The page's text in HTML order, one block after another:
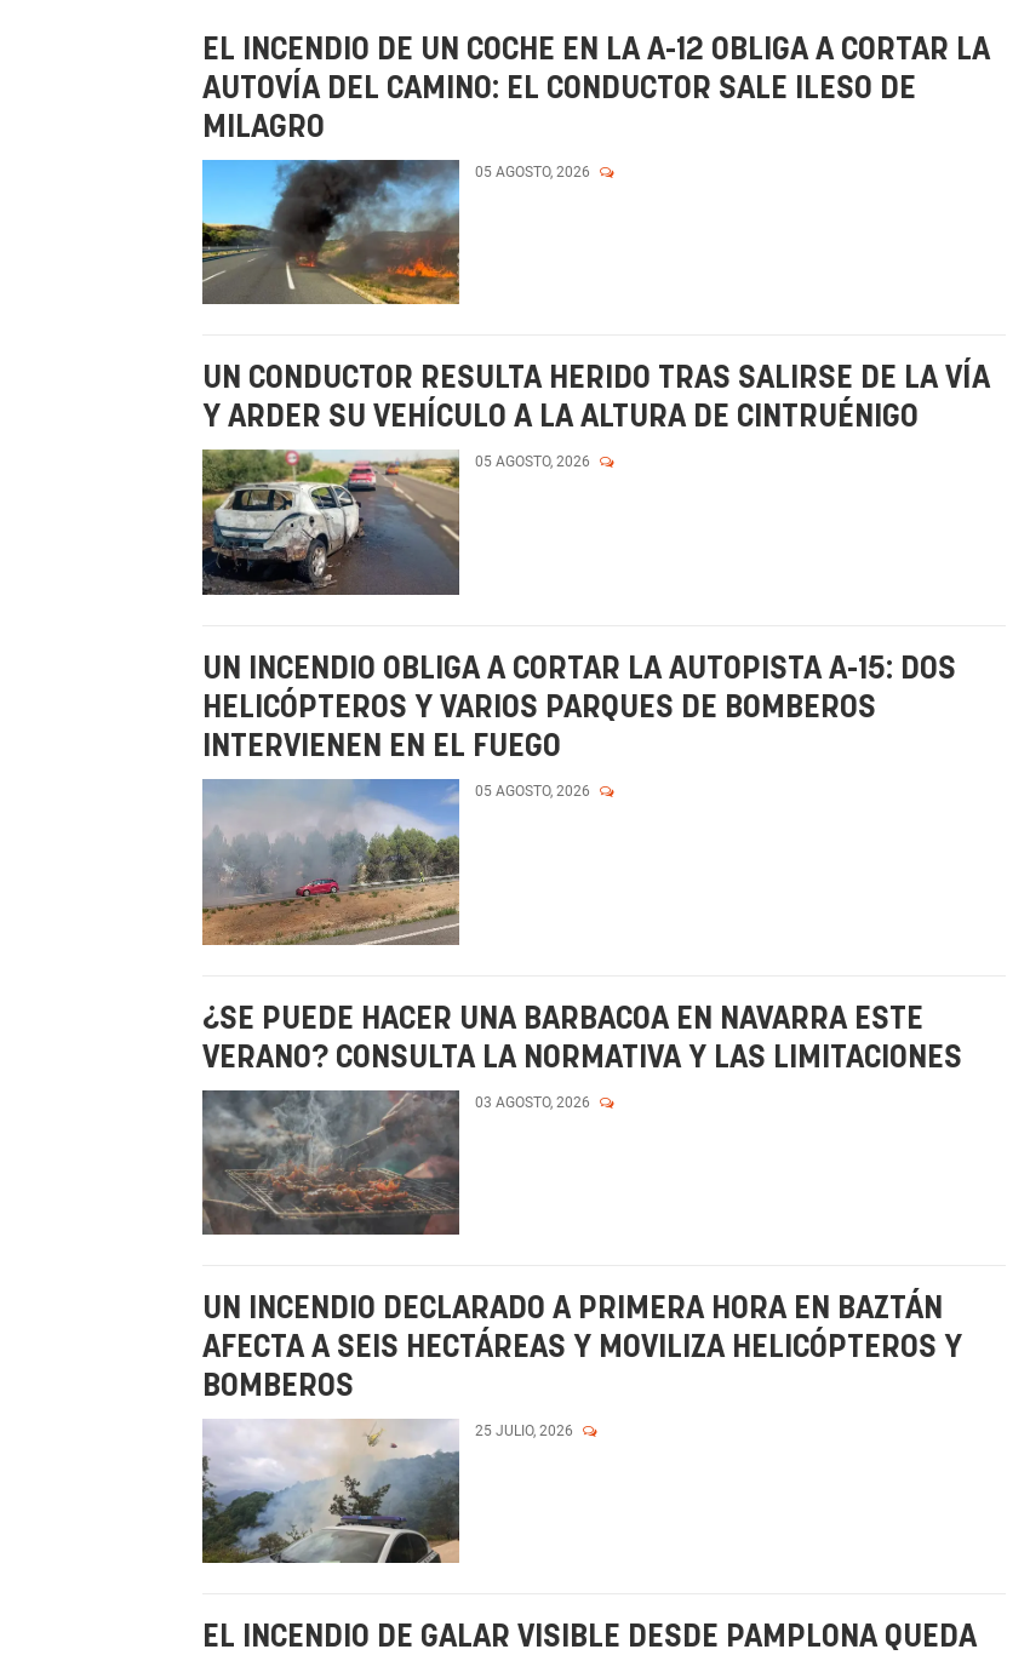
EL INCENDIO DE UN COCHE EN LA A-12 OBLIGA A CORTAR LA
AUTOVÍA DEL CAMINO: EL CONDUCTOR SALE ILESO DE
MILAGRO
05 AGOSTO, 2026
UN CONDUCTOR RESULTA HERIDO TRAS SALIRSE DE LA VÍA
Y ARDER SU VEHÍCULO A LA ALTURA DE CINTRUÉNIGO
05 AGOSTO, 2026
UN INCENDIO OBLIGA A CORTAR LA AUTOPISTA A-15: DOS
HELICÓPTEROS Y VARIOS PARQUES DE BOMBEROS
INTERVIENEN EN EL FUEGO
05 AGOSTO, 2026
¿SE PUEDE HACER UNA BARBACOA EN NAVARRA ESTE
VERANO? CONSULTA LA NORMATIVA Y LAS LIMITACIONES
03 AGOSTO, 2026
UN INCENDIO DECLARADO A PRIMERA HORA EN BAZTÁN
AFECTA A SEIS HECTÁREAS Y MOVILIZA HELICÓPTEROS Y
BOMBEROS
25 JULIO, 2026
EL INCENDIO DE GALAR VISIBLE DESDE PAMPLONA QUEDA